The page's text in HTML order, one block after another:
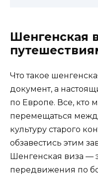
Шенгенская
Что такое
документ, а
по Европе. Все, кто
перемещаться
культуру старого
обзавестись этим
Шенгенская виза —
передвижения по